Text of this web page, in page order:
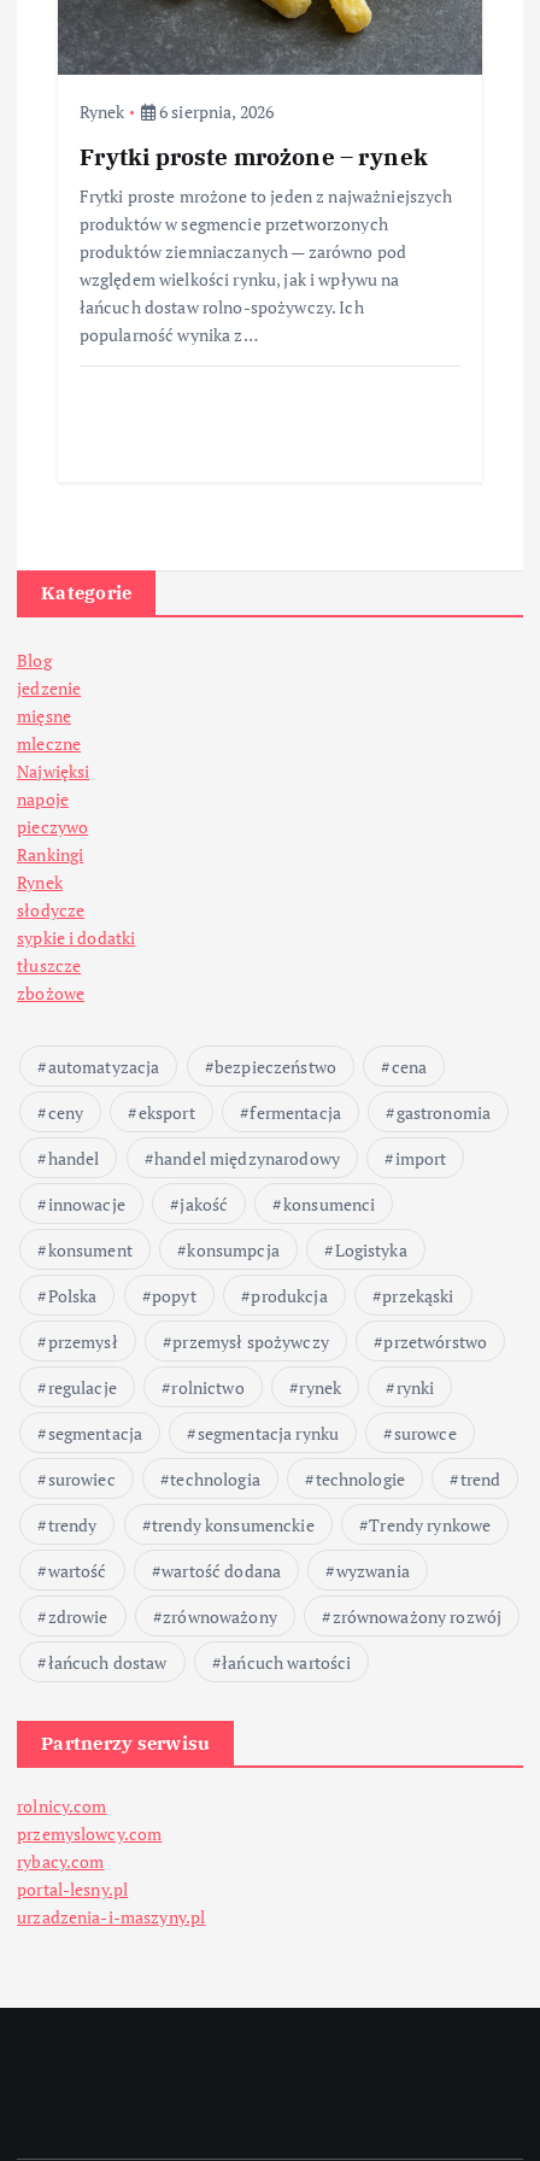
Rynek 6 sierpnia, 2026
Frytki proste mrożone – rynek
Frytki proste mrożone to jeden z najważniejszych
produktów w segmencie przetworzonych
produktów ziemniaczanych — zarówno pod
względem wielkości rynku, jak i wpływu na
łańcuch dostaw rolno-spożywczy. Ich
popularność wynika z…
Kategorie
Blog
jedzenie
mięsne
mleczne
Najwięksi
napoje
pieczywo
Rankingi
Rynek
słodycze
sypkie i dodatki
tłuszcze
zbożowe
automatyzacja bezpieczeństwo
cena
ceny
eksport fermentacja
gastronomia
handel
handel międzynarodowy
import
innowacje
jakość
konsumenci
konsument
konsumpcja
Logistyka
Polska
popyt produkcja
przekąski
przemysł
przemysł spożywczy
przetwórstwo
regulacje
rolnictwo rynek
rynki
segmentacja
segmentacja rynku
surowce
surowiec
technologia technologie
trend
trendy
trendy konsumenckie
Trendy rynkowe
wartość
wartość dodana
wyzwania
zdrowie
zrównoważony
zrównoważony rozwój
łańcuch dostaw
łańcuch wartości
Partnerzy serwisu
rolnicy.com
przemyslowcy.com
rybacy.com
portal-lesny.pl
urzadzenia-i-maszyny.pl